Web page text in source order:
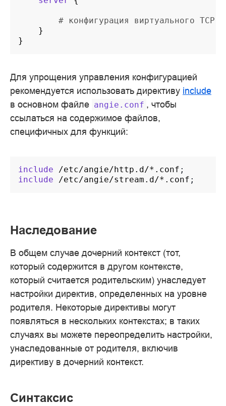
# конфигурация виртуального TCP
}
}
Для упрощения управления конфигурацией
рекомендуется использовать директиву include
в основном файле angie.conf , чтобы
ссылаться на содержимое файлов,
специфичных для функций:
include /etc/angie/http.d/*.conf
include
/etc/angie/stream.d/*.conf
Наследование
В общем случае дочерний контекст (тот,
который содержится в другом контексте,
который считается родительским) унаследует
настройки директив, определенных на уровне
родителя. Некоторые директивы могут
появляться в нескольких контекстах; в таких
случаях вы можете переопределить настройки,
унаследованные от родителя, включив
директиву в дочерний контекст.
Синтаксис